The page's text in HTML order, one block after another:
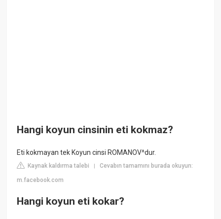
Hangi koyun cinsinin eti kokmaz?
Eti kokmayan tek Koyun cinsi ROMANOV^dur.
Kaynak kaldırma talebi |Cevabın tamamını burada okuyun:
m.facebook.com
Hangi koyun eti kokar?